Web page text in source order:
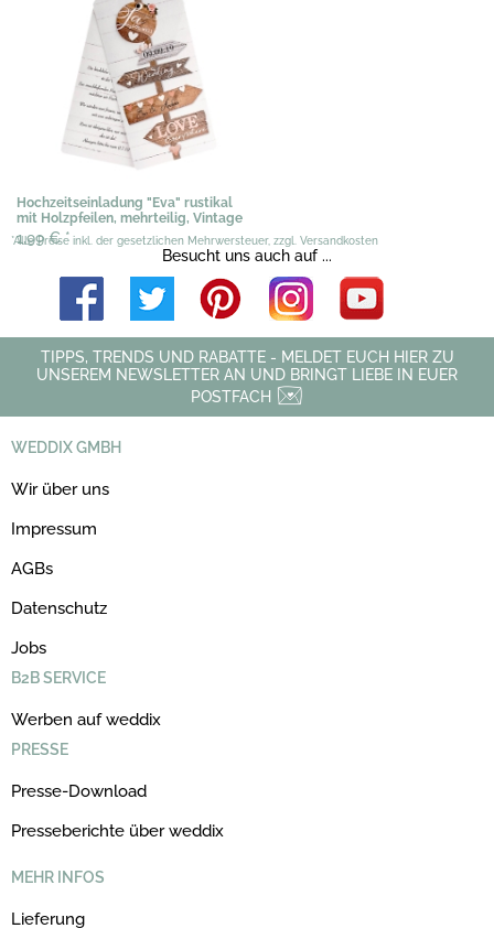
Hochzeitseinladung "Eva" rustikal
mit Holzpfeilen, mehrteilig, Vintage
1,99 €*
*Alle Preise inkl. der gesetzlichen Mehrwersteuer, zzgl. Versandkosten
Besucht uns auch auf ...
TIPPS, TRENDS UND RABATTE - MELDET EUCH HIER ZU
UNSEREM NEWSLETTER AN UND BRINGT LIEBE IN EUER
POSTFACH
WEDDIX GMBH
Wir über uns
Impressum
AGBs
Datenschutz
Jobs
B2B SERVICE
Werben auf weddix
PRESSE
Presse-Download
Presseberichte über weddix
MEHR INFOS
Lieferung